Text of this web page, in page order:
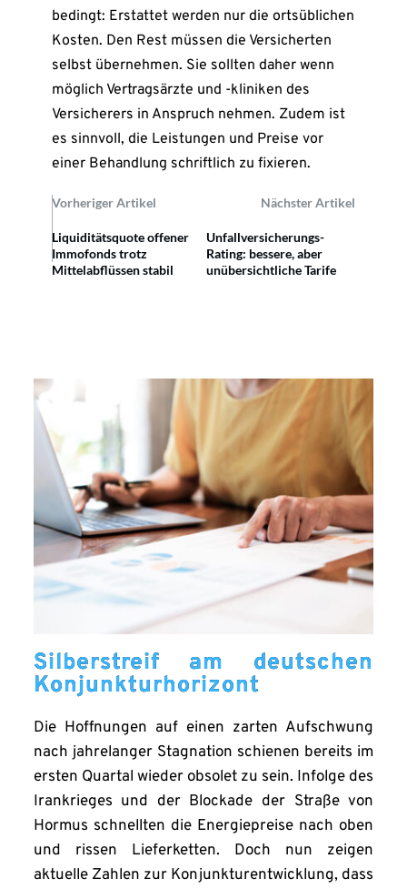
Silberstreif am deutschen
Konjunkturhorizont
Die Hoffnungen auf einen zarten Aufschwung
nach jahrelanger Stagnation schienen bereits im
ersten Quartal wieder obsolet zu sein. Infolge des
Irankrieges und der Blockade der Straße von
Hormus schnellten die Energiepreise nach oben
und rissen Lieferketten. Doch nun zeigen
aktuelle Zahlen zur Konjunkturentwicklung, dass
bedingt: Erstattet werden nur die ortsüblichen
Kosten. Den Rest müssen die Versicherten
selbst übernehmen. Sie sollten daher wenn
möglich Vertragsärzte und -kliniken des
Versicherers in Anspruch nehmen. Zudem ist
es sinnvoll, die Leistungen und Preise vor
einer Behandlung schriftlich zu fixieren.
Vorheriger Artikel Nächster Artikel
Liquiditätsquote offener
Immofonds trotz
Mittelabflüssen stabil
Unfallversicherungs-
Rating: bessere, aber
unübersichtliche Tarife